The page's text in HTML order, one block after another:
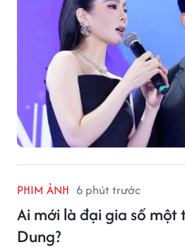
PHIM ẢNH 6 phút trước
Ai mới là đại gia số một
Dung?